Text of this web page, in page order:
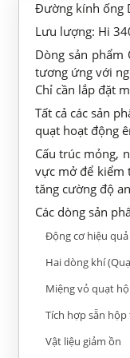
Đường kính ống
Lưu lượng: Hi
Dòng sản
tương ứng với
Chỉ cần lắp đặt
Tất cả các sản
quạt hoạt động
Cấu trúc mỏng,
vực mở để kiểm
tăng cường độ
Các dòng sản
Động cơ hiệu
Hai dòng khí
Miệng vỏ quạt
Tích hợp sẵn
Vật liệu giảm ồn